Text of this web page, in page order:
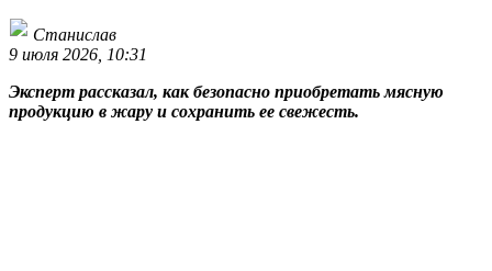
Станислав
9 июля 2026, 10:31
Эксперт рассказал, как безопасно приобретать мясную
продукцию в жару и сохранить ее свежесть.